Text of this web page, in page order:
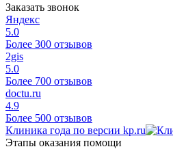
Заказать звонок
Яндекс
5.0
Более 300 отзывов
2gis
5.0
Более 700 отзывов
doctu.ru
4.9
Более 500 отзывов
Клиника года по версии kp.ru
Этапы оказания помощи